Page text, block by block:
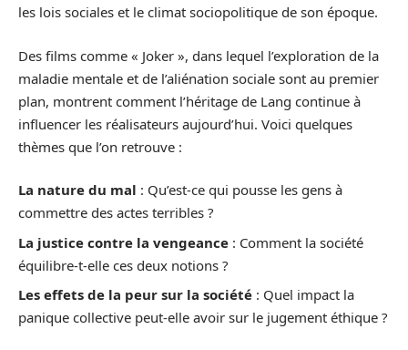
les lois sociales et le climat sociopolitique de son époque.
Des films comme « Joker », dans lequel l’exploration de la
maladie mentale et de l’aliénation sociale sont au premier
plan, montrent comment l’héritage de Lang continue à
influencer les réalisateurs aujourd’hui. Voici quelques
thèmes que l’on retrouve :
La nature du mal : Qu’est-ce qui pousse les gens à
commettre des actes terribles ?
La justice contre la vengeance : Comment la société
équilibre-t-elle ces deux notions ?
Les effets de la peur sur la société : Quel impact la
panique collective peut-elle avoir sur le jugement éthique ?